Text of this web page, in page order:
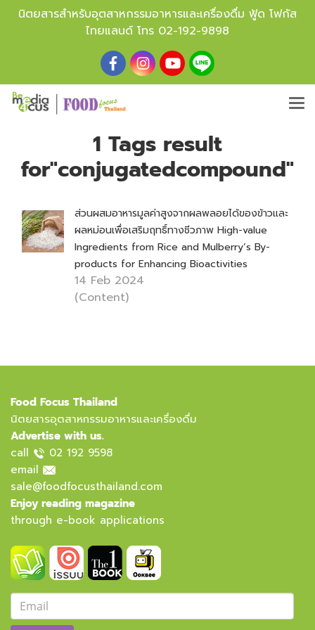
นิตยสารสำหรับอุตสาหกรรมอาหารและเครื่องดื่ม ฟู้ด โฟกัส
ไทยแลนด์ โทร 02-192-9898
1 Tags result
for"conjugatedcompound"
ส่วนผสมอาหารมูลค่าสูงจากผลพลอยได้ของข้าวและ
ผลหม่อนเพื่อเสริมฤทธิ์ทางชีวภาพ High-value
Ingredients from Rice and Mulberry’s By-
products for Enhancing Bioactivities
14 Feb 2024
(Content)
Food Focus Thailand
นิตยสารอุตสาหกรรมอาหารและเครื่องดื่ม
Advertise with us.
call
02 192 9598
email
sale@foodfocusthailand.com
Enjoy reading magazine
through e-book applications